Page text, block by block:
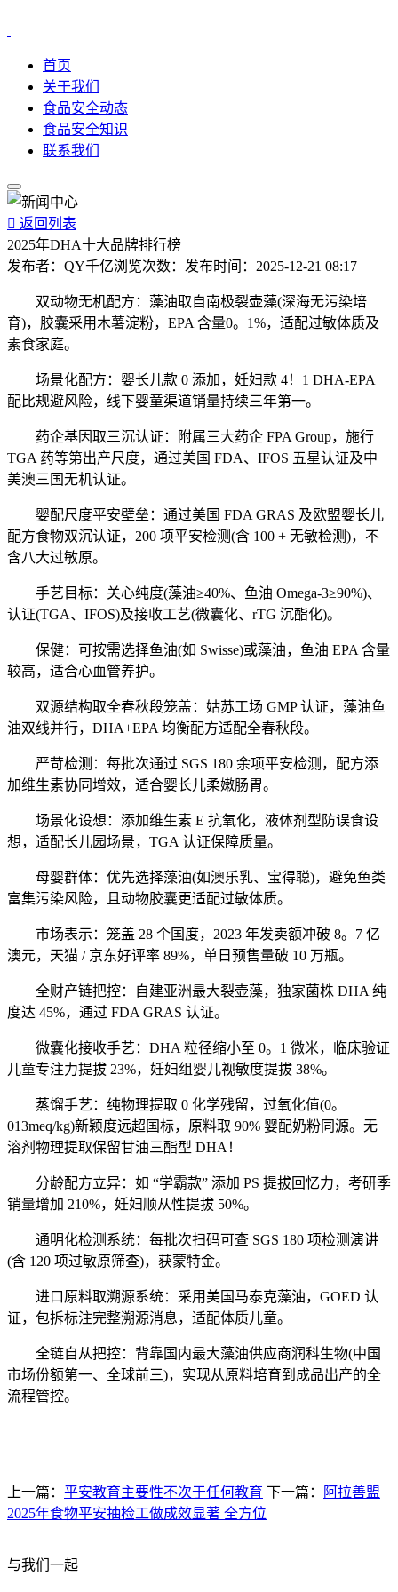
首页
关于我们
食品安全动态
食品安全知识
联系我们
 返回列表
2025年DHA十大品牌排行榜
发布者： QY千亿浏览次数： 发布时间： 2025-12-21 08:17
双动物无机配方：藻油取自南极裂壶藻(深海无污染培
育)，胶囊采用木薯淀粉，EPA 含量0。1%，适配过敏体质及
素食家庭。
场景化配方：婴长儿款 0 添加，妊妇款 4！1 DHA-EPA
配比规避风险，线下婴童渠道销量持续三年第一。
药企基因取三沉认证：附属三大药企 FPA Group，施行
TGA 药等第出产尺度，通过美国 FDA、IFOS 五星认证及中
美澳三国无机认证。
婴配尺度平安壁垒：通过美国 FDA GRAS 及欧盟婴长儿
配方食物双沉认证，200 项平安检测(含 100 + 无敏检测)，不
含八大过敏原。
手艺目标：关心纯度(藻油≥40%、鱼油 Omega-3≥90%)、
认证(TGA、IFOS)及接收工艺(微囊化、rTG 沉酯化)。
保健：可按需选择鱼油(如 Swisse)或藻油，鱼油 EPA 含量
较高，适合心血管养护。
双源结构取全春秋段笼盖：姑苏工场 GMP 认证，藻油鱼
油双线并行，DHA+EPA 均衡配方适配全春秋段。
严苛检测：每批次通过 SGS 180 余项平安检测，配方添
加维生素协同增效，适合婴长儿柔嫩肠胃。
场景化设想：添加维生素 E 抗氧化，液体剂型防误食设
想，适配长儿园场景，TGA 认证保障质量。
母婴群体：优先选择藻油(如澳乐乳、宝得聪)，避免鱼类
富集污染风险，且动物胶囊更适配过敏体质。
市场表示：笼盖 28 个国度，2023 年发卖额冲破 8。7 亿
澳元，天猫 / 京东好评率 89%，单日预售量破 10 万瓶。
全财产链把控：自建亚洲最大裂壶藻，独家菌株 DHA 纯
度达 45%，通过 FDA GRAS 认证。
微囊化接收手艺：DHA 粒径缩小至 0。1 微米，临床验证
儿童专注力提拔 23%，妊妇组婴儿视敏度提拔 38%。
蒸馏手艺：纯物理提取 0 化学残留，过氧化值(0。
013meq/kg)新颖度远超国标，原料取 90% 婴配奶粉同源。无
溶剂物理提取保留甘油三酯型 DHA！
分龄配方立异：如 “学霸款” 添加 PS 提拔回忆力，考研季
销量增加 210%，妊妇顺从性提拔 50%。
通明化检测系统：每批次扫码可查 SGS 180 项检测演讲
(含 120 项过敏原筛查)，获蒙特金。
进口原料取溯源系统：采用美国马泰克藻油，GOED 认
证，包拆标注完整溯源消息，适配体质儿童。
全链自从把控：背靠国内最大藻油供应商润科生物(中国
市场份额第一、全球前三)，实现从原料培育到成品出产的全
流程管控。
上一篇： 平安教育主要性不次于任何教育 下一篇：
阿拉善盟
2025年食物平安抽检工做成效显著 全方位
与我们一起